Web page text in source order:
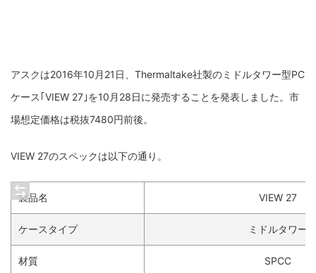
アスクは2016年10月21日、Thermaltake社製のミドルタワー型PC
ケース｢VIEW 27｣を10月28日に発売することを発表しました。市
場想定価格は税抜7480円前後。
VIEW 27のスペックは以下の通り。
製品名 VIEW 27
ケースタイプ ミドルタワー
材質 SPCC